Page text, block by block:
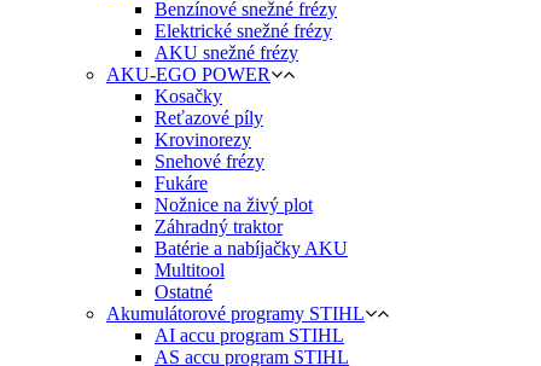
Benzínové snežné frézy
Elektrické snežné frézy
AKU snežné frézy
AKU-EGO POWER
Kosačky
Reťazové píly
Krovinorezy
Snehové frézy
Fukáre
Nožnice na živý plot
Záhradný traktor
Batérie a nabíjačky AKU
Multitool
Ostatné
Akumulátorové programy STIHL
AI accu program STIHL
AS accu program STIHL